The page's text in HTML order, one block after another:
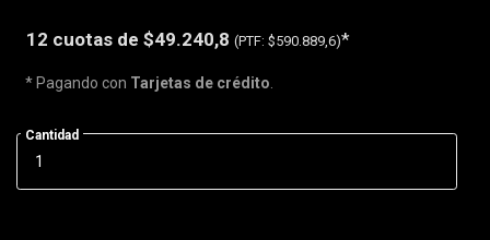
12 cuotas de $49.240,8 (PTF: $590.889,6)*
* Pagando con Tarjetas de crédito
Cantidad